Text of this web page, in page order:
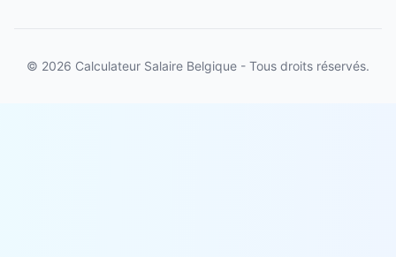
© 2026 Calculateur Salaire Belgique - Tous droits réservés.